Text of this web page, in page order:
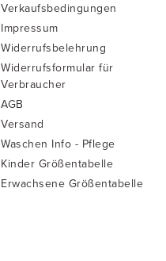
Verkaufsbedingungen
Impressum
Widerrufsbelehrung
Widerrufsformular für
Verbraucher
AGB
Versand
Waschen Info - Pflege
Kinder Größentabelle
Erwachsene Größentabelle